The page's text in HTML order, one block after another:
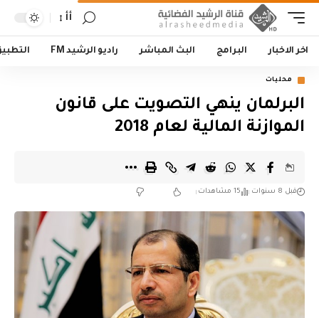
أأ
اخر الاخبار البرامج البث المباشر راديو الرشيد FM
محليات
البرلمان ينهي التصويت على قانون
الموازنة المالية لعام 2018
قبل 8 سنوات 15 مشاهدات